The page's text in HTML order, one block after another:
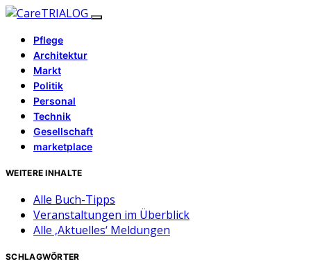
Pflege
Architektur
Markt
Politik
Personal
Technik
Gesellschaft
marketplace
WEITERE INHALTE
Alle Buch-Tipps
Veranstaltungen im Überblick
Alle ‚Aktuelles‘ Meldungen
SCHLAGWÖRTER